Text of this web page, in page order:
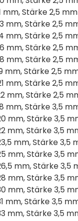
mm, Stärke 2,5 mm
mm, Stärke 2,5
mm, Stärke 2,5
mm, Stärke 2,5
mm, Stärke 2,5
mm, Stärke 2,5
mm, Stärke 2,5
mm, Stärke 2,5
mm, Stärke 3,5
mm, Stärke 3,5
mm, Stärke 3,5
mm, Stärke 3,5
mm, Stärke 3,5
mm, Stärke 3,5
mm, Stärke 3,5
mm, Stärke 3,5
mm, Stärke 3,5
mm, Stärke 3,5